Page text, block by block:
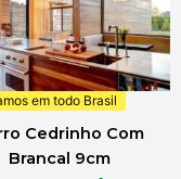
em todo Brasil
Cedrinho Com
Brancal 9cm